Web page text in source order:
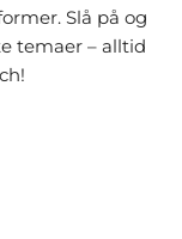
Slå på og
temaer – alltid